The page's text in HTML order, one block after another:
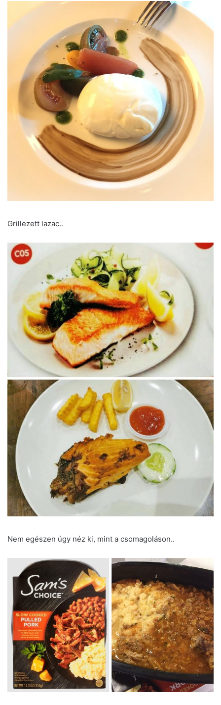
Grillezett lazac..
Nem egészen úgy néz ki, mint a csomagoláson..